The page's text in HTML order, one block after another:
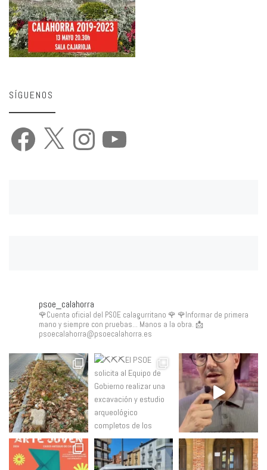
SÍGUENOS
Facebook Instagram YouTube
psoe_calahorra
🌹Cuenta oficial del PSOE calagurritano 🌹 🌹Informar de primera
mano y siempre con pruebas... Manos a la obra. 📩
psoecalahorra@psoecalahorra.es